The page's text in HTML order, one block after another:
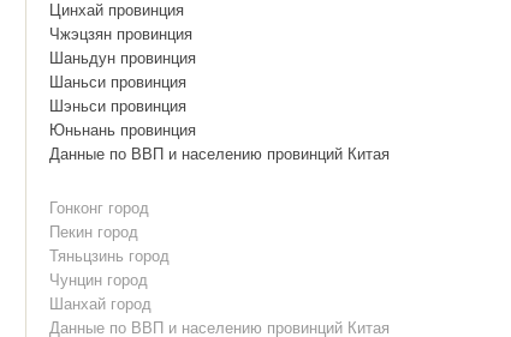
Цинхай провинция
Чжэцзян провинция
Шаньдун провинция
Шаньси провинция
Шэньси провинция
Юньнань провинция
Данные по ВВП и населению провинций Китая
Гонконг город
Пекин город
Тяньцзинь город
Чунцин город
Шанхай город
Данные по ВВП и населению провинций Китая